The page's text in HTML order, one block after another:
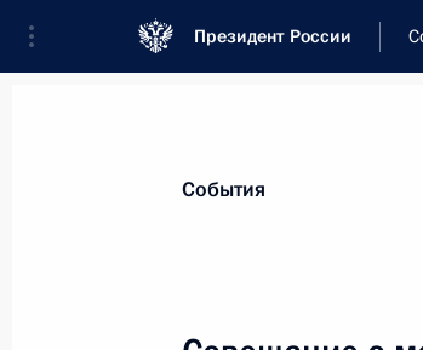
Президент России
Новости
События